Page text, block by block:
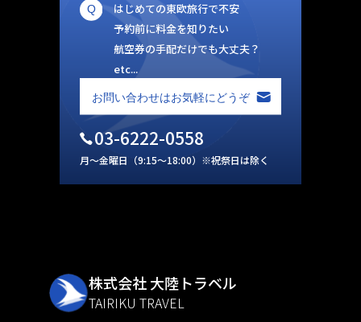
はじめての東欧旅行で不安
予約前に料金を知りたい
航空券の手配だけでも大丈夫？
etc...
03-6222-0558
月～金曜日（9:15～18:00）※祝祭日は除く
株式会社 大陸トラベル
TAIRIKU TRAVEL